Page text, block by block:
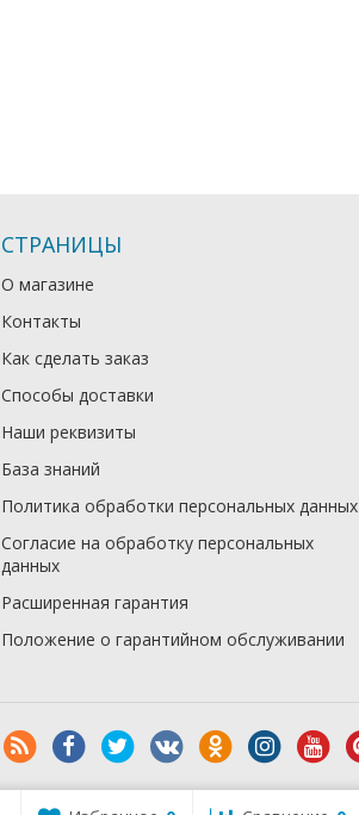
СТРАНИЦЫ
О магазине
Контакты
Как сделать заказ
Способы доставки
Наши реквизиты
База знаний
Политика обработки персональных данных
Согласие на обработку персональных
данных
Расширенная гарантия
Положение о гарантийном обслуживании